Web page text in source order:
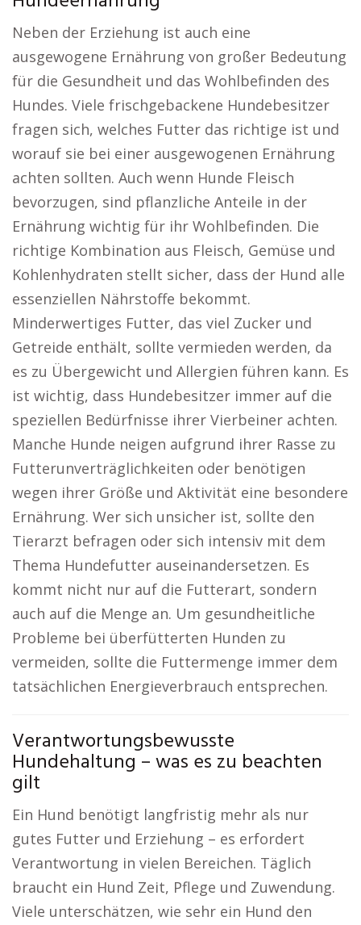
Neben der Erziehung ist auch eine
ausgewogene Ernährung von großer Bedeutung
für die Gesundheit und das Wohlbefinden des
Hundes. Viele frischgebackene Hundebesitzer
fragen sich, welches Futter das richtige ist und
worauf sie bei einer ausgewogenen Ernährung
achten sollten. Auch wenn Hunde Fleisch
bevorzugen, sind pflanzliche Anteile in der
Ernährung wichtig für ihr Wohlbefinden. Die
richtige Kombination aus Fleisch, Gemüse und
Kohlenhydraten stellt sicher, dass der Hund alle
essenziellen Nährstoffe bekommt.
Minderwertiges Futter, das viel Zucker und
Getreide enthält, sollte vermieden werden, da
es zu Übergewicht und Allergien führen kann. Es
ist wichtig, dass Hundebesitzer immer auf die
speziellen Bedürfnisse ihrer Vierbeiner achten.
Manche Hunde neigen aufgrund ihrer Rasse zu
Futterunverträglichkeiten oder benötigen
wegen ihrer Größe und Aktivität eine besondere
Ernährung. Wer sich unsicher ist, sollte den
Tierarzt befragen oder sich intensiv mit dem
Thema Hundefutter auseinandersetzen. Es
kommt nicht nur auf die Futterart, sondern
auch auf die Menge an. Um gesundheitliche
Probleme bei überfütterten Hunden zu
vermeiden, sollte die Futtermenge immer dem
tatsächlichen Energieverbrauch entsprechen.
Verantwortungsbewusste
Hundehaltung – was es zu beachten
gilt
Ein Hund benötigt langfristig mehr als nur
gutes Futter und Erziehung – es erfordert
Verantwortung in vielen Bereichen. Täglich
braucht ein Hund Zeit, Pflege und Zuwendung.
Viele unterschätzen, wie sehr ein Hund den